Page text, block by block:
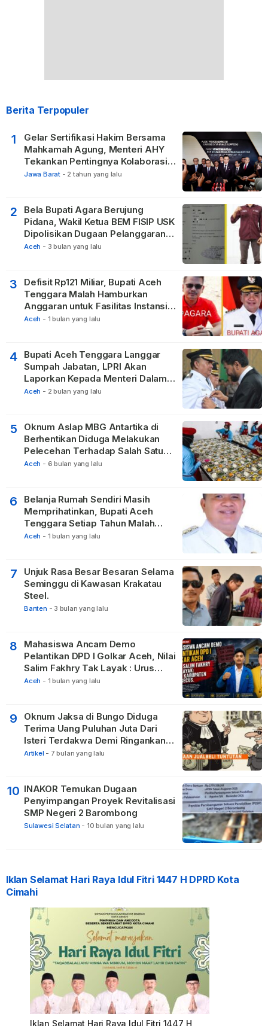
Berita Terpopuler
1
Gelar Sertifikasi Hakim Bersama
Mahkamah Agung, Menteri AHY
Tekankan Pentingnya Kolaborasi
untuk Hadirkan Keadilan bagi
Jawa Barat - 2 tahun yang lalu
2
Bela Bupati Agara Berujung
Pidana, Wakil Ketua BEM FISIP USK
Dipolisikan Dugaan Pelanggaran
Privasi dan UU ITE
Aceh - 3 bulan yang lalu
3
Defisit Rp121 Miliar, Bupati Aceh
Tenggara Malah Hamburkan
Anggaran untuk Fasilitas Instansi
Vertikal
Aceh - 1 bulan yang lalu
4
Bupati Aceh Tenggara Langgar
Sumpah Jabatan, LPRI Akan
Laporkan Kepada Menteri Dalam
Negeri
Aceh - 2 bulan yang lalu
5
Oknum Aslap MBG Antartika di
Berhentikan Diduga Melakukan
Pelecehan Terhadap Salah Satu
Relawan
Aceh - 6 bulan yang lalu
6
Belanja Rumah Sendiri Masih
Memprihatinkan, Bupati Aceh
Tenggara Setiap Tahun Malah
Membangun Pasilitas Rumah
Aceh - 1 bulan yang lalu
7
Unjuk Rasa Besar Besaran Selama
Seminggu di Kawasan Krakatau
Steel.
Banten - 3 bulan yang lalu
8
Mahasiswa Ancam Demo
Pelantikan DPD I Golkar Aceh, Nilai
Salim Fakhry Tak Layak : Urus
Kabupaten Tak Becus.
Aceh - 1 bulan yang lalu
9
Oknum Jaksa di Bungo Diduga
Terima Uang Puluhan Juta Dari
Isteri Terdakwa Demi Ringankan
Hukuman
Artikel - 7 bulan yang lalu
10 INAKOR Temukan Dugaan
Penyimpangan Proyek Revitalisasi
SMP Negeri 2 Barombong
Sulawesi Selatan - 10 bulan yang lalu
Iklan Selamat Hari Raya Idul Fitri 1447 H DPRD Kota
Cimahi
Iklan Selamat Hari Raya Idul Fitri 1447 H